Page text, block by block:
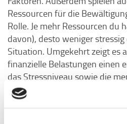
Ressourcen für die
Rolle. Je mehr Ressourcen du
davon), desto weniger
Situation. Umgekehrt zeigt es
finanzielle Belastungen einen
das Stressniveau sowie die
können, denn dadurch wird
bewältigbar interpretiert.